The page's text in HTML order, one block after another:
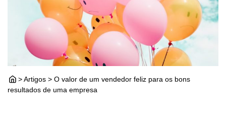
> Artigos > O valor de um vendedor feliz para os bons
resultados de uma empresa